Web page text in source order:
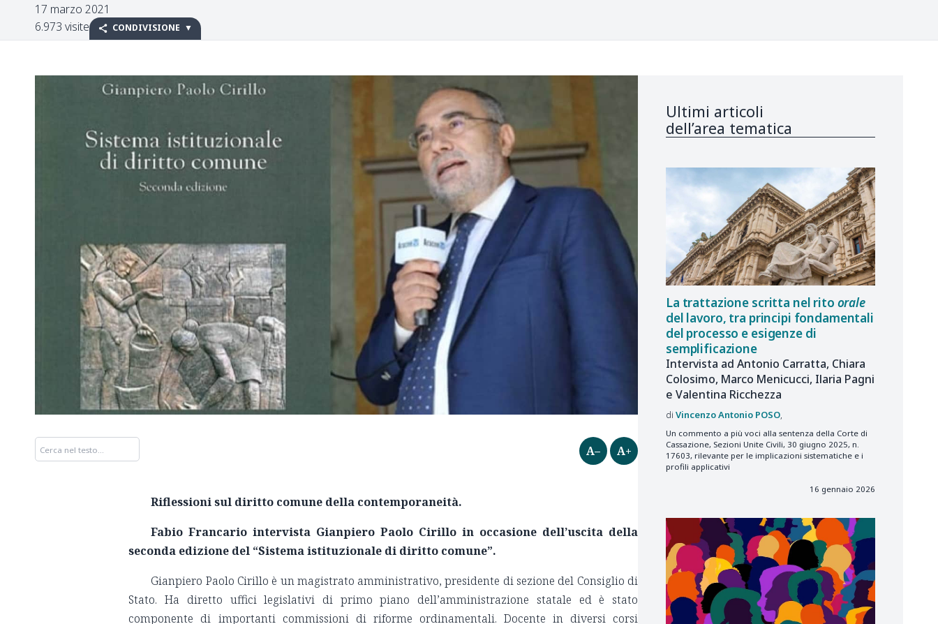
17 marzo 2021
6.973 visite
CONDIVISIONE
A– A+
Riflessioni sul diritto comune della contemporaneità.
Fabio Francario intervista Gianpiero Paolo Cirillo in occasione dell’uscita della
seconda edizione del “Sistema istituzionale di diritto comune”.
Gianpiero Paolo Cirillo è un magistrato amministrativo, presidente di sezione del Consiglio di
Stato. Ha diretto uffici legislativi di primo piano dell’amministrazione statale ed è stato
componente di importanti commissioni di riforme ordinamentali. Docente in diversi corsi
Ultimi articoli
dell’area tematica
La trattazione scritta nel rito orale
del lavoro, tra principi fondamentali
del processo e esigenze di
semplificazione
Intervista ad Antonio Carratta, Chiara
Colosimo, Marco Menicucci, Ilaria Pagni
e Valentina Ricchezza
Vincenzo Antonio POSO
Un commento a più voci alla sentenza della Corte di
Cassazione, Sezioni Unite Civili, 30 giugno 2025, n.
17603, rilevante per le implicazioni sistematiche e i
profili applicativi
16 gennaio 2026